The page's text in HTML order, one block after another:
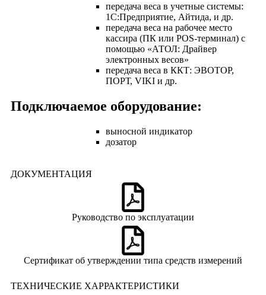
передача веса в учетные системы:
1С:Предприятие, Айтида, и др.
передача веса на рабочее место
кассира (ПК или POS-терминал) с
помощью «АТОЛ: Драйвер
электронных весов»
передача веса в ККТ: ЭВОТОР,
ПОРТ, VIKI и др.
Подключаемое оборудование:
выносной индикатор
дозатор
ДОКУМЕНТАЦИЯ
Руководство по эксплуатации
Сертификат об утверждении типа средств измерений
ТЕХНИЧЕСКИЕ ХАРРАКТЕРИСТИКИ